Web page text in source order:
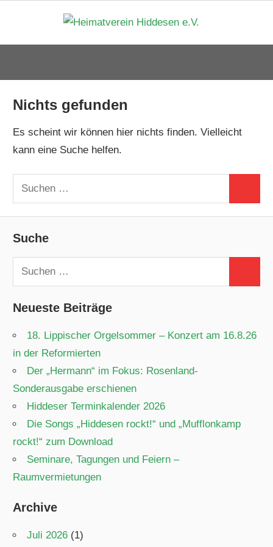
springen
Nichts gefunden
Es scheint wir können hier nichts finden. Vielleicht
kann eine Suche helfen.
Suchen
nach:
Suche
Suchen
nach:
Neueste Beiträge
18. Lippischer Orgelsommer – Konzert am 16.8.26
in der Reformierten
Der „Hermann“ im Fokus: Rosenland-
Sonderausgabe erschienen
Hiddeser Terminkalender 2026
Die Songs „Hiddesen rockt!“ und „Mufflonkamp
rockt!“ zum Download
Seminare, Tagungen und Feiern –
Raumvermietungen
Archive
Juli 2026 (1)